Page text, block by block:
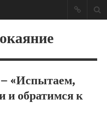
«Испытаем,
и обратимся к